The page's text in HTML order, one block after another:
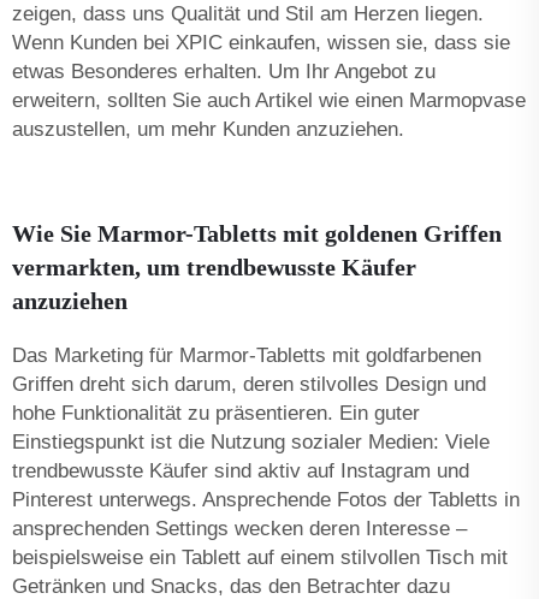
zeigen, dass uns Qualität und Stil am Herzen liegen.
Wenn Kunden bei XPIC einkaufen, wissen sie, dass sie
etwas Besonderes erhalten. Um Ihr Angebot zu
erweitern, sollten Sie auch Artikel wie einen Marmорvase
auszustellen, um mehr Kunden anzuziehen.
Wie Sie Marmor-Tabletts mit goldenen Griffen
vermarkten, um trendbewusste Käufer
anzuziehen
Das Marketing für Marmor-Tabletts mit goldfarbenen
Griffen dreht sich darum, deren stilvolles Design und
hohe Funktionalität zu präsentieren. Ein guter
Einstiegspunkt ist die Nutzung sozialer Medien: Viele
trendbewusste Käufer sind aktiv auf Instagram und
Pinterest unterwegs. Ansprechende Fotos der Tabletts in
ansprechenden Settings wecken deren Interesse –
beispielsweise ein Tablett auf einem stilvollen Tisch mit
Getränken und Snacks, das den Betrachter dazu